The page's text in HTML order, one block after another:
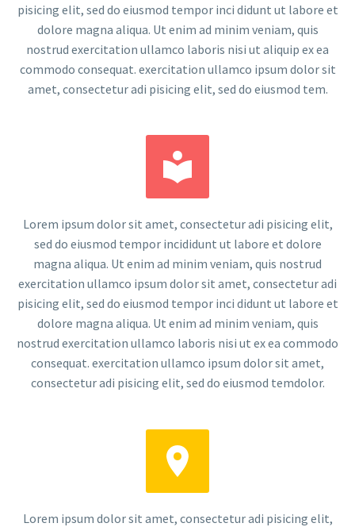
pisicing elit, sed do eiusmod tempor inci didunt ut labore et
dolore magna aliqua. Ut enim ad minim veniam, quis
nostrud exercitation ullamco laboris nisi ut aliquip ex ea
commodo consequat. exercitation ullamco ipsum dolor sit
amet, consectetur adi pisicing elit, sed do eiusmod tem.


Lorem ipsum dolor sit amet, consectetur adi pisicing elit,
sed do eiusmod tempor incididunt ut labore et dolore
magna aliqua. Ut enim ad minim veniam, quis nostrud
exercitation ullamco ipsum dolor sit amet, consectetur adi
pisicing elit, sed do eiusmod tempor inci didunt ut labore et
dolore magna aliqua. Ut enim ad minim veniam, quis
nostrud exercitation ullamco laboris nisi ut ex ea commodo
consequat. exercitation ullamco ipsum dolor sit amet,
consectetur adi pisicing elit, sed do eiusmod temdolor.


Lorem ipsum dolor sit amet, consectetur adi pisicing elit,